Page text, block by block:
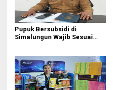
Pupuk Bersubsidi di
Simalungun Wajib Sesuai